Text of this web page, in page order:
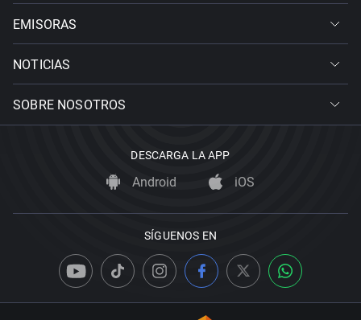
EMISORAS
NOTICIAS
SOBRE NOSOTROS
DESCARGA LA APP
Android iOS
SÍGUENOS EN